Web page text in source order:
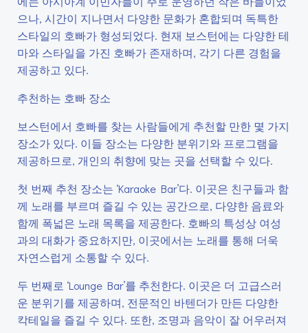
으나, 시간이 지나면서 다양한 문화가 혼합되며 독특한
스타일의 호빠가 형성되었다. 현재 보스턴에는 다양한 테
마와 스타일을 가진 호빠가 존재하며, 각기 다른 경험을
제공하고 있다.
추천하는 호빠 장소
보스턴에서 호빠를 찾는 사람들에게 추천할 만한 몇 가지
장소가 있다. 이들 장소는 다양한 분위기와 프로그램을
제공하므로, 개인의 취향에 맞는 곳을 선택할 수 있다.
첫 번째 추천 장소는 ‘Karaoke Bar’다. 이곳은 친구들과 함
께 노래를 부르며 즐길 수 있는 공간으로, 다양한 음료와
함께 폭넓은 노래 목록을 제공한다. 호빠의 특성상 여성
과의 대화가 중요하지만, 이곳에서는 노래를 통해 더욱
자연스럽게 소통할 수 있다.
두 번째로 ‘Lounge Bar’를 추천한다. 이곳은 더 고급스러
운 분위기를 제공하며, 전문적인 바텐더가 만든 다양한
칵테일을 즐길 수 있다. 또한, 조명과 음악이 잘 어우러져